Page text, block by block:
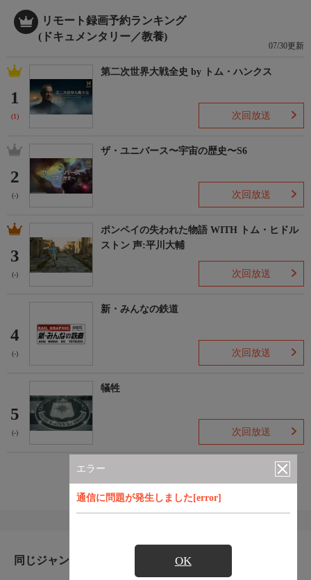
エラー
通信に問題が発生しました[error]
OK
リモート録画予約ランキング
(ドキュメンタリー／教養)
07/30更新
1
(1)
第二次世界大戦全史 by トム・ハンクス
次回放送
2
(-)
ザ・ユニバース〜宇宙の歴史〜S6
次回放送
3
(-)
ポンペイの失われた物語 WITH トム・ヒドル
ストン 声:平川大輔
次回放送
4
(-)
新・みんなの鉄道
次回放送
5
(-)
犠牲
次回放送
同じジャンルのおすすめ番組